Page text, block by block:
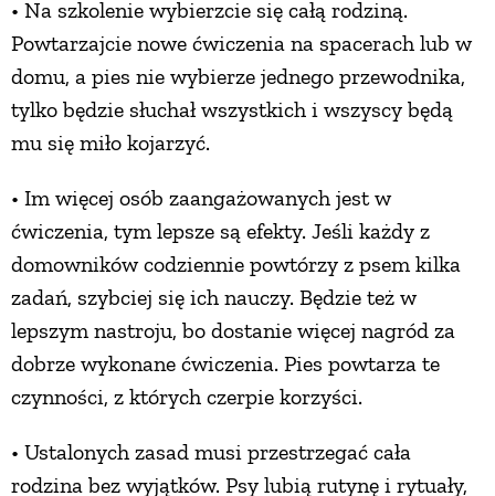
• Na szkolenie wybierzcie się całą rodziną.
Powtarzajcie nowe ćwiczenia na spacerach lub w
domu, a pies nie wybierze jednego przewodnika,
tylko będzie słuchał wszystkich i wszyscy będą
mu się miło kojarzyć.
• Im więcej osób zaangażowanych jest w
ćwiczenia, tym lepsze są efekty. Jeśli każdy z
domowników codziennie powtórzy z psem kilka
zadań, szybciej się ich nauczy. Będzie też w
lepszym nastroju, bo dostanie więcej nagród za
dobrze wykonane ćwiczenia. Pies powtarza te
czynności, z których czerpie korzyści.
• Ustalonych zasad musi przestrzegać cała
rodzina bez wyjątków. Psy lubią rutynę i rytuały,
PRZETWORY
INNE